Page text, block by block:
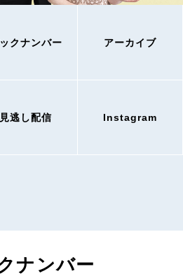
クナンバー アーカイブ
見逃し配信 Instagram
ナンバー